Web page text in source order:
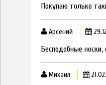
Покупаю только
Арсений
Бесподобные
Михаил